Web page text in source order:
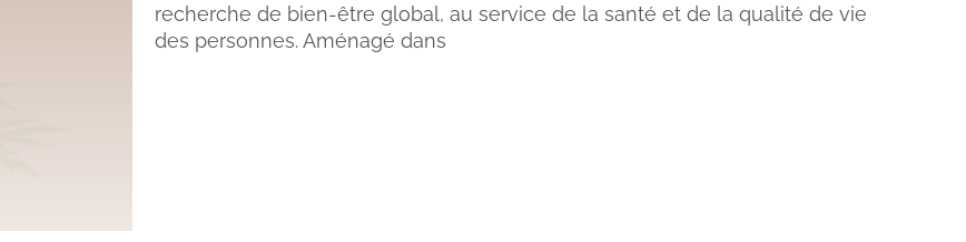
recherche de bien-être global, au service de la santé et de la qualité de vie
des personnes. Aménagé dans